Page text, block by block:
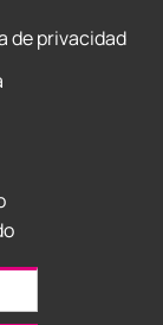
de privacidad